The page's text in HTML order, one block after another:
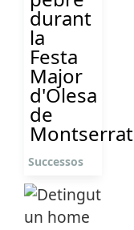
durant
la
Festa
Major
d'Olesa
de
Montserrat
Successos